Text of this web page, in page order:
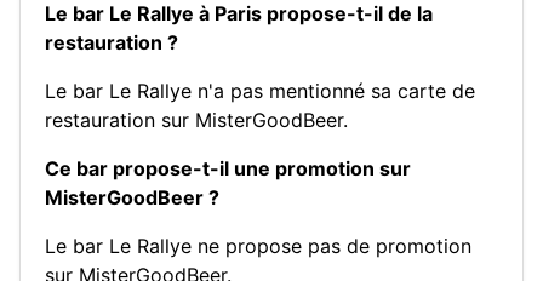
Le bar Le Rallye à Paris propose-t-il de la
restauration ?
Le bar Le Rallye n'a pas mentionné sa carte de
restauration sur MisterGoodBeer.
Ce bar propose-t-il une promotion sur
MisterGoodBeer ?
Le bar Le Rallye ne propose pas de promotion
sur MisterGoodBeer.